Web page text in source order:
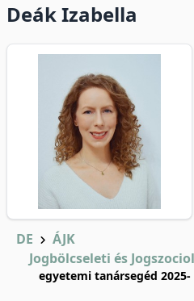
Deák Izabella
DE
ÁJK
Jogbölcseleti és
egyetemi tanársegéd 2025-